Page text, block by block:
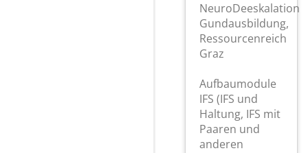
NeuroDeeskalation
Gundausbildung,
Ressourcenreich
Graz
Aufbaumodule
IFS (IFS und
Haltung, IFS mit
Paaren und
anderen